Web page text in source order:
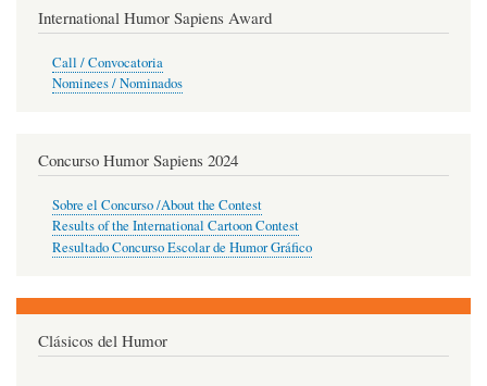
International Humor Sapiens Award
Call / Convocatoria
Nominees / Nominados
Concurso Humor Sapiens 2024
Sobre el Concurso /About the Contest
Results of the International Cartoon Contest
Resultado Concurso Escolar de Humor Gráfico
Clásicos del Humor